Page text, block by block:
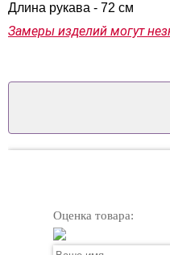
Длина рукава - 72 см
Замеры изделий могут
Оценка товара: